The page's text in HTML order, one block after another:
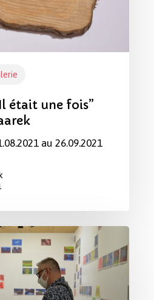
était une fois”
au 26.09.2021